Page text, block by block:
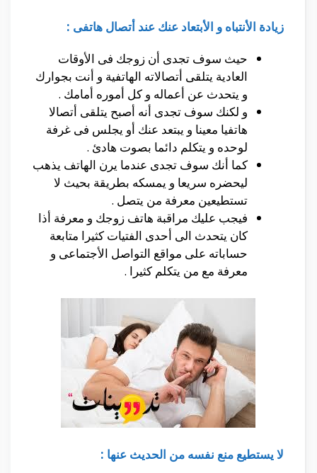
زيادة الأنتباه و الأبتعاد عنك عند أتصال هاتفى :
حيث سوف تجدى أن زوجك فى الأوقات
العادية يتلقى أتصالاته الهاتفية و أنت بجوارك
و يتحدث عن أعماله و كل أموره أمامك .
و لكنك سوف تجدى أنه أصبح يتلقى أتصالا
هاتفيا معينا و يبتعد عنك أو يجلس فى غرفة
لوحده و يتكلم دائما بصوت هادئ .
كما أنك سوف تجدى عندما يرن الهاتف يذهب
ليحضره سريعا و يمسكه بطريقة بحيث لا
تستطيعين معرفة من يتصل .
فيجب عليك مراقبة هاتف زوجك و معرفة أذا
كان يتحدث الى أحدى الفتيات كثيرا متابعة
حساباته على مواقع التواصل الأجتماعى و
معرفة مع من يتكلم كثيرا .
لا يستطيع منع نفسه من الحديث عنها :